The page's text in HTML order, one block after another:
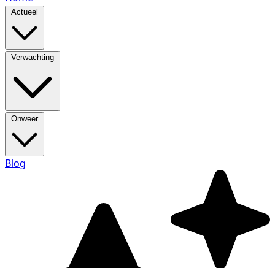
Actueel
Verwachting
Onweer
Blog